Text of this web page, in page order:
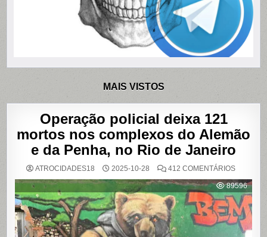
MAIS VISTOS
Operação policial deixa 121
mortos nos complexos do Alemão
e da Penha, no Rio de Janeiro
ATROCIDADES18 2025-10-28 412 COMENTÁRIOSEM
POLICIAL
DEIXA
121
MORTOS
NOS
DO
ALEMÃO
89596